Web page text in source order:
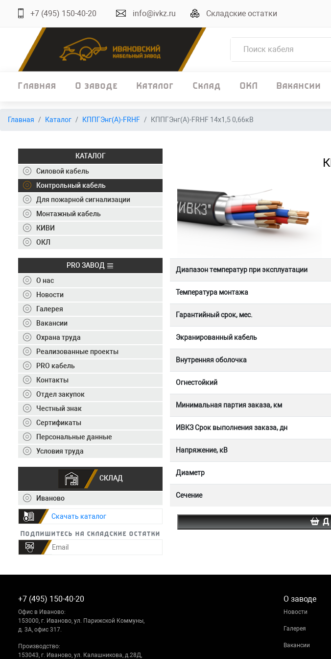
+7 (495) 150-40-20 info@ivkz.ru Складские остатки
Главная О заводе Каталог Склад ОКЛ Вакансии
Главная
Склад
ОКЛ
Вакансии
Контакты
+7 (495) 150-40-20
Отправить заявку
+7 (495) 150-40-20
Главная Каталог КППГЭнг(А)-FRHF КППГЭнг(А)-FRHF 14х1,5 0,66кВ
КАТАЛОГ
Силовой кабель
Контрольный кабель
Для пожарной сигнализации
Монтажный кабель
КИВИ
ОКЛ
PRO ЗАВОД
О нас
Новости
Галерея
Вакансии
Охрана труда
Реализованные проекты
PRO кабель
Контакты
Отдел закупок
Честный знак
Сертификаты
Персональные данные
Условия труда
СКЛАД
Иваново
Скачать каталог
Подпишитесь на складские остатки
Диапазон температур при эксплуатации
Температура монтажа
Гарантийный срок, мес.
Экранированный кабель
Внутренняя оболочка
Огнестойкий
Минимальная партия заказа, км
ИВКЗ Срок выполнения заказа, дн
Напряжение, кВ
Диаметр
Сечение
+7 (495) 150-40-20
Офис в Иваново:
153000, г. Иваново, ул. Парижской Коммуны,
д. 3А, офис 317.
Производство:
153043, г. Иваново, ул. Калашникова, д.28Д,
О заводе
Новости
Галерея
Вакансии